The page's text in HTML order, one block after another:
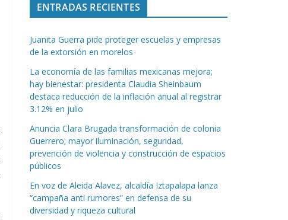
ENTRADAS RECIENTES
Juanita Guerra pide proteger escuelas y empresas
de la extorsión en morelos
La economía de las familias mexicanas mejora;
hay bienestar: presidenta Claudia Sheinbaum
destaca reducción de la inflación anual al registrar
3.12% en julio
Anuncia Clara Brugada transformación de colonia
Guerrero; mayor iluminación, seguridad,
prevención de violencia y construcción de espacios
públicos
En voz de Aleida Alavez, alcaldía Iztapalapa lanza
“campaña anti rumores” en defensa de su
diversidad y riqueza cultural